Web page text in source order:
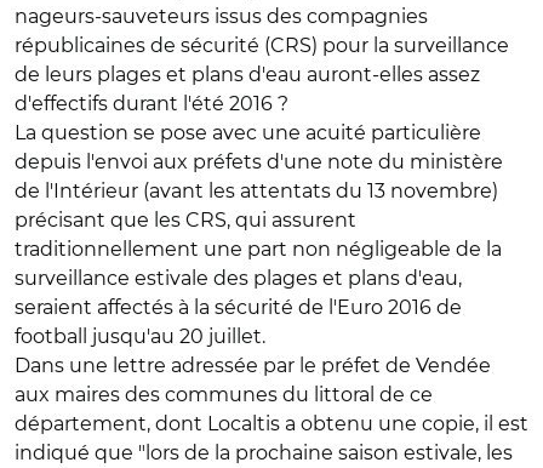
nageurs-sauveteurs issus des compagnies
républicaines de sécurité (CRS) pour la surveillance
de leurs plages et plans d'eau auront-elles assez
d'effectifs durant l'été 2016 ?
La question se pose avec une acuité particulière
depuis l'envoi aux préfets d'une note du ministère
de l'Intérieur (avant les attentats du 13 novembre)
précisant que les CRS, qui assurent
traditionnellement une part non négligeable de la
surveillance estivale des plages et plans d'eau,
seraient affectés à la sécurité de l'Euro 2016 de
football jusqu'au 20 juillet.
Dans une lettre adressée par le préfet de Vendée
aux maires des communes du littoral de ce
département, dont Localtis a obtenu une copie, il est
indiqué que "lors de la prochaine saison estivale, les